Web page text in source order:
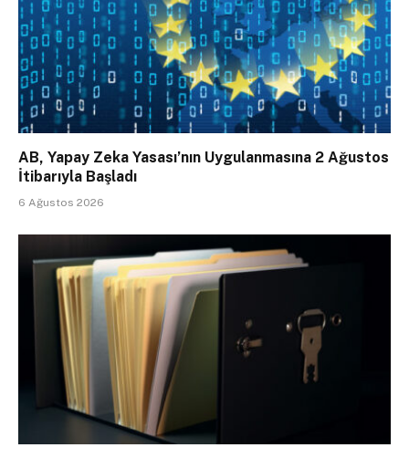
AB, Yapay Zeka Yasası’nın Uygulanmasına 2 Ağustos
İtibarıyla Başladı
6 Ağustos 2026